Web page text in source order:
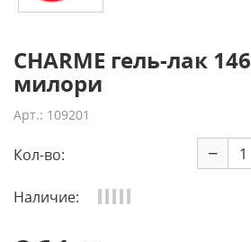
CHARME гель-лак 146
милори
Арт.: 109201
Кол-во: −
Наличие: